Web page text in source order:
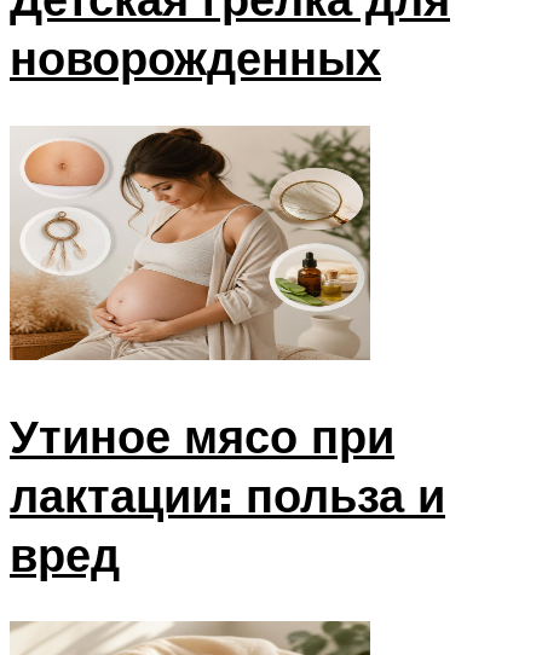
новорожденных
Утиное мясо при
лактации: польза и
вред